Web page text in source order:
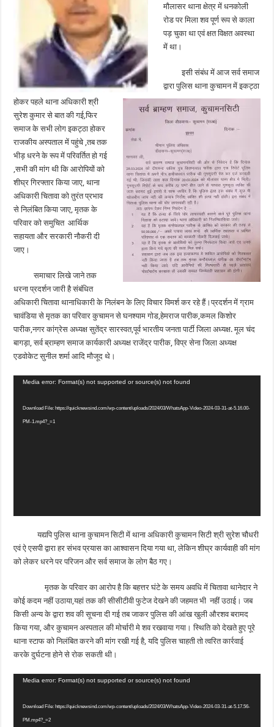
मौलासर थाना क्षेत्र में धनकोली
रोड पर मिला शव पूर्ण रूप से काला
पड़ चुका था एवं क्षत विक्षत अवस्था
में था।
इसी संबंध में आज सर्व समाज
द्वारा पुलिस थाना कुचामन में इकट्ठा
होकर पहले थाना अधिकारी श्री
सुरेश कुमार से बात की गई,फिर
समाज के सभी लोग इकट्ठा होकर
राजकीय अस्पताल में पहुंचे ,तब तक
भीड़ धरने के रूप में परिवर्तित हो गई
,सभी की मांग थी कि आरोपियों को
शीघ्र गिरफ्तार किया जाए, थाना
अधिकारी चितावा को तुरंत प्रभाव
से निलंबित किया जाए, मृतक के
परिवार को समुचित आर्थिक
सहायता और सरकारी नौकरी दी
जाए।
समाचार लिखे जाने तक
धरना प्रदर्शन जारी है संबंधित
अधिकारी चितावा थानाधिकारी के निलंबन के लिए विचार विमर्श कर रहे हैं।प्रदर्शन में ग्राम
चावंडिया से मृतक का परिवार कुचामन से घनश्याम गोड,हेमराज पारीक,कमल किशोर
पारीक,नगर कांग्रेस अध्यक्ष सुतेंद्र सारस्वत,पूर्व भारतीय जनता पार्टी जिला अध्यक्ष. मूल चंद
बागड़ा, सर्व ब्राम्हण समाज कार्यकारी अध्यक्ष राजेंद्र पारीक, विप्र सेना जिला अध्यक्ष
एडवोकेट सुनील शर्मा आदि मौजूद थे।
Video
Media error: Format(s) not supported or source(s) not found
Download File: https://quicknewsind.com/wp-content/uploads/2024/03/WhatsApp-Video-2024-03-31-at-5.16.00-
PM-1.mp4?_=1
यद्यपि पुलिस थाना कुचामन सिटी में थाना अधिकारी कुचामन सिटी श्री सुरेश चौधरी
एवं ऐ एसपी द्वारा हर संभव प्रयास का आश्वासन दिया गया था, लेकिन शीघ्र कार्यवाही की मांग
को लेकर धरने पर परिजन और सर्व समाज के लोग बैठ गए।
मृतक के परिवार का आरोप है कि बहत्तर घंटे के समय अवधि में चितावा थानेदार ने
कोई कदम नहीं उठाया,यहां तक की सीसीटीवी फुटेज देखने की जहमत भी नहीं उठाई। जब
किसी अन्य के द्वारा शव की सूचना दी गई तब जाकर पुलिस की आंख खुली औरशव बरामद
किया गया, और कुचामन अस्पताल की मोर्चारी मे शव रखवाया गया। स्थिति को देखते हुए पूरे
थाना स्टाफ को निलंबित करने की मांग रखी गई है, यदि पुलिस चाहती तो त्वरित कार्रवाई
करके दुर्घटना होने से रोक सकती थी।
Video
Media error: Format(s) not supported or source(s) not found
Download File: https://quicknewsind.com/wp-content/uploads/2024/03/WhatsApp-Video-2024-03-31-at-5.17.56-
PM.mp4?_=2